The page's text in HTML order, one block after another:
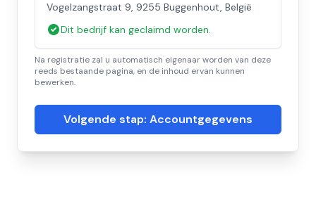
Vogelzangstraat 9, 9255 Buggenhout, België
Dit bedrijf kan geclaimd worden.
Na registratie zal u automatisch eigenaar worden van deze
reeds bestaande pagina, en de inhoud ervan kunnen
bewerken.
Volgende stap: Accountgegevens